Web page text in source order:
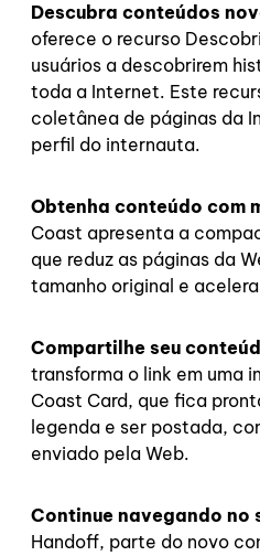
Descubra conteúdos
oferece o recurso
usuários a descobrirem
toda a Internet. Este
coletânea de páginas da
perfil do internauta.
Obtenha conteúdo com
Coast apresenta a
que reduz as páginas da
tamanho original e
Compartilhe seu
transforma o link em uma
Coast Card, que fica
legenda e ser postada,
enviado pela Web.
Continue navegando no
Handoff, parte do novo